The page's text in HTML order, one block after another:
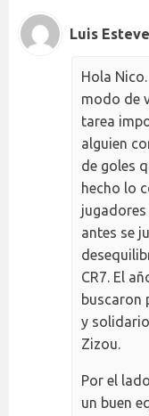
Luis
Hola
modo de
tarea
alguien
de goles
hecho lo
antes se
CR7. El
buscaron
y
Zizou.
Por el
un buen